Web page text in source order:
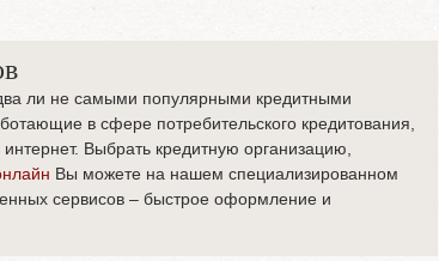
ли не самыми популярными кредитными
в сфере потребительского кредитования,
Выбрать кредитную организацию,
Вы можете на нашем специализированном
сервисов – быстрое оформление и